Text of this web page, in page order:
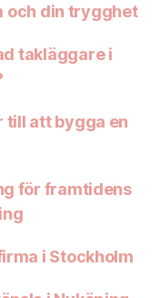
och din trygghet
takläggare i
till att bygga en
för framtidens
i Stockholm